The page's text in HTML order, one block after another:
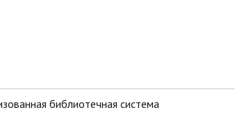
библиотечная система